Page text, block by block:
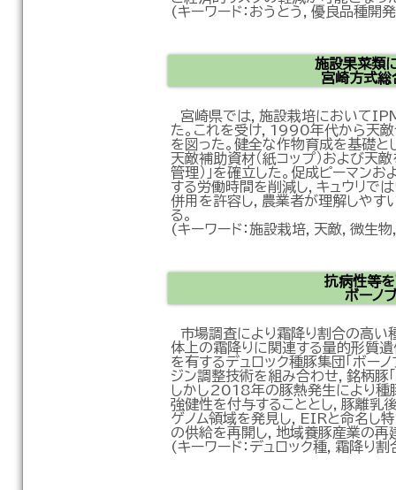
(キーワード：おうとう，優良品種開
施設果菜類
宮崎方式総
宮崎県では，施設栽培において
た。これを受け，1990年代から天
を図った。健全な作物育成を基礎と
天敵補助資材（紙コップ）および天
管理）」を確立した。促成ピーマン
する労働時間を削減し，キュウリで
併用を許容し，農業者が理解しやす
る。
(キーワード：施設栽培，天敵，微生
抗病性等を
ボーノ
市場調査により霜降り割合の高い
体上の霜降りに関連する量的形質遺
を有するデュロック種豚集団「ボー
ジン調整技術を組み合わせ，銘柄豚
しかし2018年の豚熱発生により種
強健性を付与することとし，豚離
ゲノム領域を発見し，EIRと命名し
の供給を再開し，地域養豚産業の再
(キーワード：デュロック種，霜降り割